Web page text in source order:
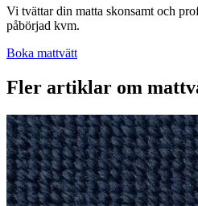
Vi tvättar din matta skonsamt och
påbörjad kvm.
Boka mattvätt
Fler artiklar om